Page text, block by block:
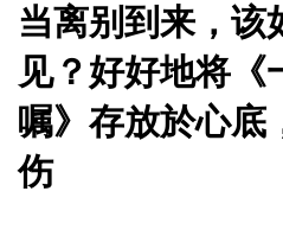
当离别到来，该
见？好好地将《
嘱》存放於心底
伤